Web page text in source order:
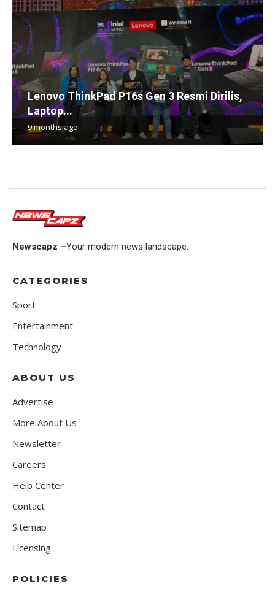
Lenovo ThinkPad P16s Gen 3 Resmi Dirilis,
Laptop...
9 months ago
Newscapz –Your modern news landscape.
CATEGORIES
Sport
Entertainment
Technology
ABOUT US
Advertise
More About Us
Newsletter
Careers
Help Center
Contact
Sitemap
Licensing
POLICIES